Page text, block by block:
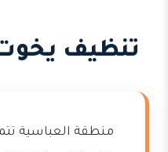
تنظيف
منطقة العباسية